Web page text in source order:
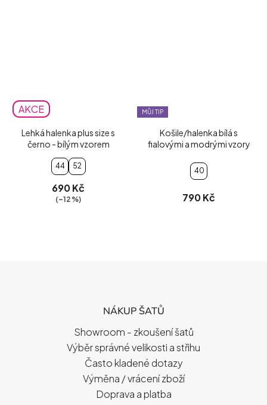
AKCE
Lehká halenka plus size s
černo - bílým vzorem
44 52
690 Kč
(–12 %)
MŮJ TIP
Košile/halenka bílá s
fialovými a modrými vzory
40
790 Kč
NÁKUP ŠATŮ
Showroom - zkoušení šatů
Výběr správné velikosti a střihu
Často kladené dotazy
Výměna / vrácení zboží
Doprava a platba